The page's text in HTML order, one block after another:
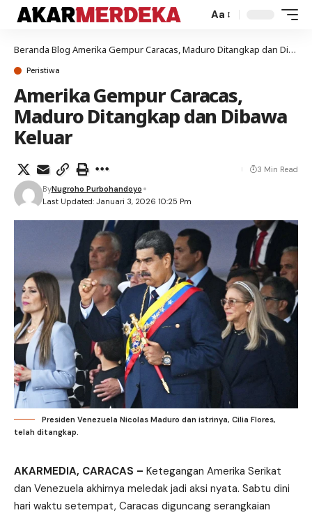
Aa
Beranda Blog Amerika Gempur Caracas, Maduro Ditangkap dan Dibawa Keluar
Peristiwa
Amerika Gempur Caracas,
Maduro Ditangkap dan Dibawa
Keluar
Last Updated: Januari 3, 2026 10:25 Pm
ByNugroho Purbohandoyo
3 Min Read
Presiden Venezuela Nicolas Maduro dan istrinya, Cilia Flores,
telah ditangkap.
AKARMEDIA, CARACAS – Ketegangan Amerika Serikat
dan Venezuela akhirnya meledak jadi aksi nyata. Sabtu dini
hari waktu setempat, Caracas diguncang serangkaian